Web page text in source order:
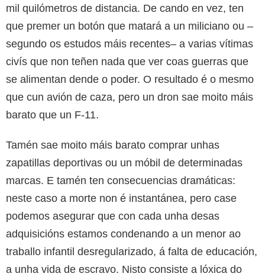
mil quilómetros de distancia. De cando en vez, ten
que premer un botón que matará a un miliciano ou –
segundo os estudos máis recentes– a varias vítimas
civís que non teñen nada que ver coas guerras que
se alimentan dende o poder. O resultado é o mesmo
que cun avión de caza, pero un dron sae moito máis
barato que un F-11.
Tamén sae moito máis barato comprar unhas
zapatillas deportivas ou un móbil de determinadas
marcas. E tamén ten consecuencias dramáticas:
neste caso a morte non é instantánea, pero case
podemos asegurar que con cada unha desas
adquisicións estamos condenando a un menor ao
traballo infantil desregularizado, á falta de educación,
a unha vida de escravo. Nisto consiste a lóxica do